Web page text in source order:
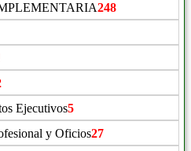
248
Ejecutivos5
y Oficios27